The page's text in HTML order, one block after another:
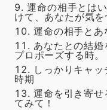
運命の相手とは
けて、あなたが気
運命の相手と
あなたとの結
プロポーズする時。
しっかりキャ
時期
運命を引き寄せ
てみて！